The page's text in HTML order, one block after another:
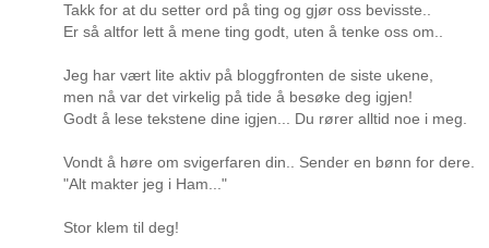
Takk for at du setter ord på ting og gjør oss bevisste..
Er så altfor lett å mene ting godt, uten å tenke oss om..
Jeg har vært lite aktiv på bloggfronten de siste ukene,
men nå var det virkelig på tide å besøke deg igjen!
Godt å lese tekstene dine igjen... Du rører alltid noe i meg.
Vondt å høre om svigerfaren din.. Sender en bønn for dere.
"Alt makter jeg i Ham..."
Stor klem til deg!